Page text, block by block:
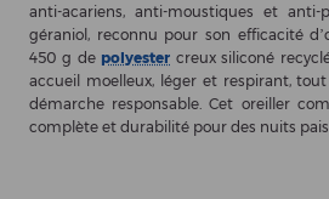
anti-acariens, anti-moustiques et
géraniol, reconnu pour son efficacité
450 g de polyester creux siliconé
accueil moelleux, léger et respirant,
démarche responsable. Cet oreiller
complète et durabilité pour des nuits